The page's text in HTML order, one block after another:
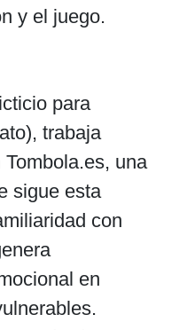
y el juego.
para
trabaja
una
sigue esta
con
en